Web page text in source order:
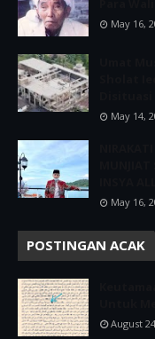
May 16,
May 14,
May 16,
POSTINGAN ACAK
August